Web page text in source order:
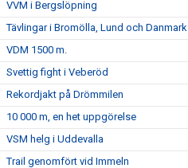
VVM i Bergslöpning
Tävlingar i Bromölla, Lund och Danmark
VDM 1500 m.
Svettig fight i Veberöd
Rekordjakt på Drömmilen
10 000 m, en het uppgörelse
VSM helg i Uddevalla
Trail genomfört vid Immeln